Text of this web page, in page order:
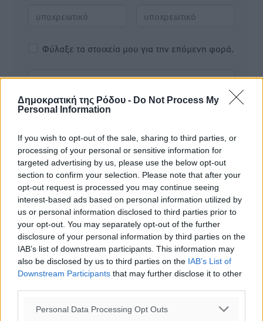
Δημοκρατική της Ρόδου - Do Not Process My
Personal Information
If you wish to opt-out of the sale, sharing to third parties, or
processing of your personal or sensitive information for
targeted advertising by us, please use the below opt-out
section to confirm your selection. Please note that after your
opt-out request is processed you may continue seeing
interest-based ads based on personal information utilized by
us or personal information disclosed to third parties prior to
your opt-out. You may separately opt-out of the further
disclosure of your personal information by third parties on the
IAB’s list of downstream participants. This information may
also be disclosed by us to third parties on the IAB’s List of
Downstream Participants that may further disclose it to other
Personal Data Processing Opt Outs
Φύλαξε τα στοιχεία μου για την επόμενη φορά.
Υπενθύμιση:
Για την μερική αναπαραγωγή της είδησης από άλλες
ιστοσελίδες είναι απαραίτητη η χρήση του παρακάτω
παρεχόμενου συνδέσμου παραπομπής προς το άρθρο